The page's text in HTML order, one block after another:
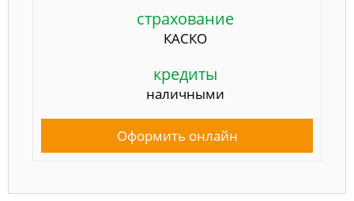
страхование
КАСКО
кредиты
наличными
Оформить онлайн